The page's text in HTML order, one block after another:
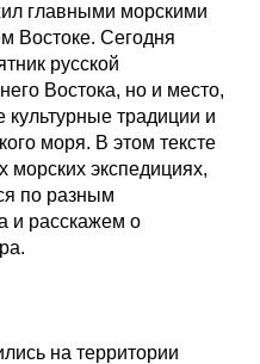
главными морскими
Востоке. Сегодня
русской
Востока, но и место,
культурные традиции и
моря. В этом тексте
экспедициях,
по разным
и расскажем о
на территории